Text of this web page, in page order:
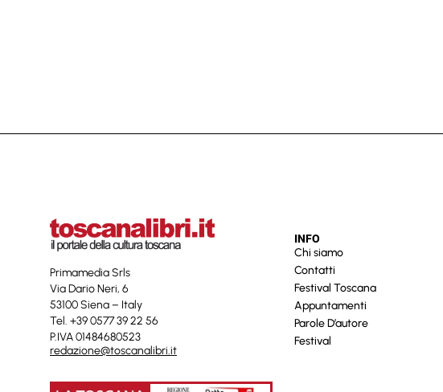
Primamedia Srls
Via Dario Neri, 6
53100 Siena – Italy
Tel. +39 0577 39 22 56
P.IVA 01484680523
redazione@toscanalibri.it
INFO
Chi siamo
Contatti
Festival Toscana
Appuntamenti
Parole D’autore
Festival